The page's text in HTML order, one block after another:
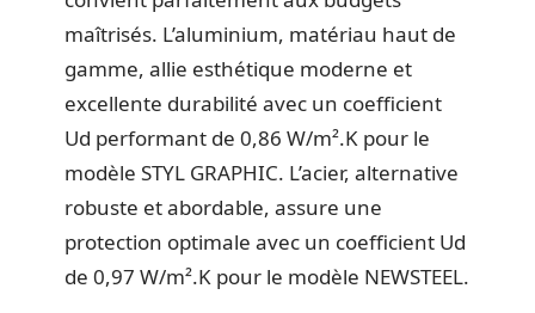
maîtrisés. L’aluminium, matériau haut de
gamme, allie esthétique moderne et
excellente durabilité avec un coefficient
Ud performant de 0,86 W/m².K pour le
modèle STYL GRAPHIC. L’acier, alternative
robuste et abordable, assure une
protection optimale avec un coefficient Ud
de 0,97 W/m².K pour le modèle NEWSTEEL.